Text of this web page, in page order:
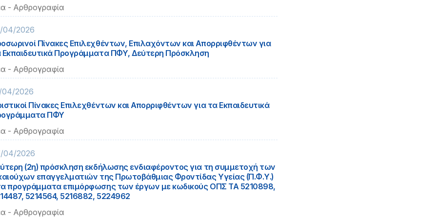
- Αρθρογραφία
04/2026
Πίνακες Επιλεχθέντων, Επιλαχόντων και Απορριφθέντων για
Εκπαιδευτικά Προγράμματα ΠΦΥ, Δεύτερη Πρόσκληση
- Αρθρογραφία
04/2026
Πίνακες Επιλεχθέντων και Απορριφθέντων για τα Εκπαιδευτικά
ΠΦΥ
- Αρθρογραφία
04/2026
(2η) πρόσκληση εκδήλωσης ενδιαφέροντος για τη συμμετοχή των
επαγγελματιών της Πρωτοβάθμιας Φροντίδας Υγείας (Π.Φ.Υ.)
προγράμματα επιμόρφωσης των έργων με κωδικούς ΟΠΣ ΤΑ 5210898,
5214564, 5216882, 5224962
- Αρθρογραφία